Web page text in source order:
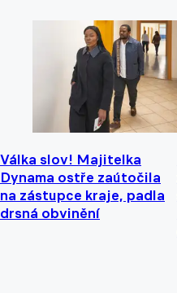
Válka slov! Majitelka
Dynama ostře zaútočila
na zástupce kraje, padla
drsná obvinění